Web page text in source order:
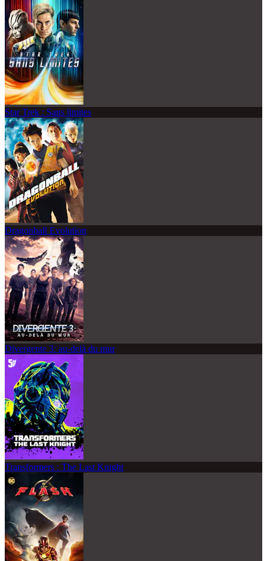
Star Trek : Sans limites
Dragonball Evolution
Divergente 3: au-delà du mur
Transformers : The Last Knight